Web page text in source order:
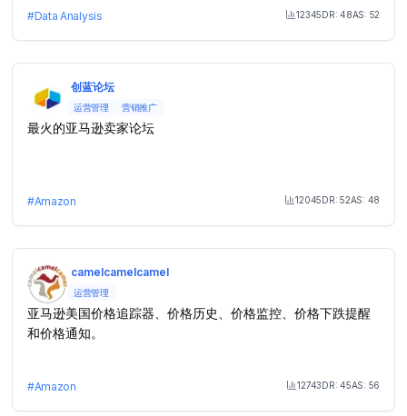
#Data Analysis Month Visit
12345DR:48AS: 52
创蓝论坛
运营管理 营销推广
最火的亚马逊卖家论坛
#Amazon Month Visit
12045DR:52AS: 48
camelcamelcamel
运营管理
亚马逊美国价格追踪器、价格历史、价格监控、价格下跌提醒
和价格通知。
#Amazon Month Visit
12743DR:45AS: 56